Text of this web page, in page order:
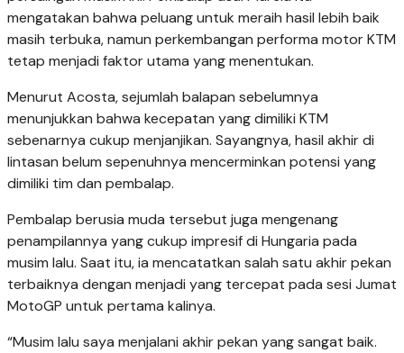
mengatakan bahwa peluang untuk meraih hasil lebih baik
masih terbuka, namun perkembangan performa motor KTM
tetap menjadi faktor utama yang menentukan.
Menurut Acosta, sejumlah balapan sebelumnya
menunjukkan bahwa kecepatan yang dimiliki KTM
sebenarnya cukup menjanjikan. Sayangnya, hasil akhir di
lintasan belum sepenuhnya mencerminkan potensi yang
dimiliki tim dan pembalap.
Pembalap berusia muda tersebut juga mengenang
penampilannya yang cukup impresif di Hungaria pada
musim lalu. Saat itu, ia mencatatkan salah satu akhir pekan
terbaiknya dengan menjadi yang tercepat pada sesi Jumat
MotoGP untuk pertama kalinya.
“Musim lalu saya menjalani akhir pekan yang sangat baik.